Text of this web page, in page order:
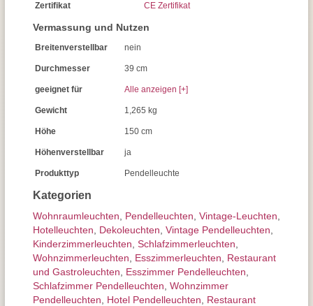
Kategorien
Wohnraum­leuchten Pendel­leuchten Vintage-Leuchten
Hotelleuchten
Dekoleuchten Vintage Pendelleuchten
Kinderzimmer­leuchten Schlafzimmer­leuchten
Wohnzimmer­leuchten
Esszimmer­­leuchten
Restaurant
und Gastroleuchten
Esszimmer Pendelleuchten
Schlafzimmer Pendelleuchten Wohnzimmer
Pendelleuchten
Hotel Pendelleuchten
Restaurant
Zertifikat CE Zertifikat
Vermassung und Nutzen
Breitenverstellbar nein
Durchmesser 39 cm
geeignet für Alle anzeigen [+]
Gewicht 1,265 kg
Höhe 150 cm
Höhenverstellbar ja
Produkttyp Pendelleuchte